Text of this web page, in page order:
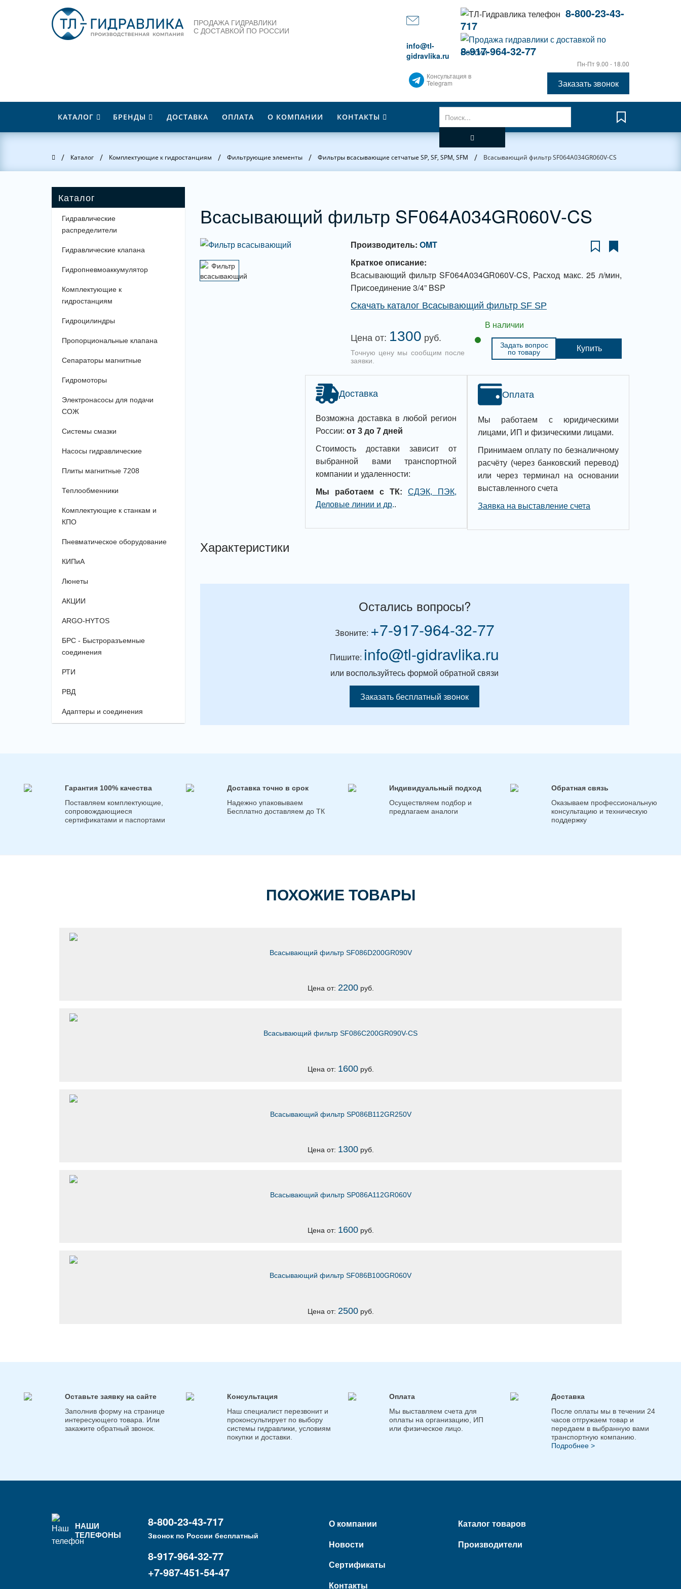
ПРОДАЖА ГИДРАВЛИКИ
С ДОСТАВКОЙ ПО РОССИИ
info@tl-
gidravlika.ru
8-800-23-43-
717
8-917-964-32-77
Пн-Пт 9.00 - 18.00
Консультация в
Telegram
Заказать звонок
КАТАЛОГ БРЕНДЫ ДОСТАВКА ОПЛАТА О КОМПАНИИ КОНТАКТЫ
Главная
/ Каталог / Комплектующие к гидростанциям / Фильтрующие элементы / Фильтры всасывающие сетчатые SP, SF, SPM, SFM / Всасывающий фильтр SF064A034GR060V-CS
Гидравлические
распределители
Гидравлические клапана
Гидропневмоаккумулятор
Комплектующие к
гидростанциям
Гидроцилиндры
Пропорциональные клапана
Сепараторы магнитные
Гидромоторы
Электронасосы для подачи
СОЖ
Системы смазки
Насосы гидравлические
Плиты магнитные 7208
Теплообменники
Комплектующие к станкам и
КПО
Пневматическое оборудование
КИПиА
Люнеты
АКЦИИ
ARGO-HYTOS
БРС - Быстроразъемные
соединения
РТИ
РВД
Адаптеры и соединения
Всасывающий фильтр SF064A034GR060V-CS
Производитель: OMT
Краткое описание:
Всасывающий фильтр SF064A034GR060V-CS, Расход макс. 25 л/мин,
Присоединение 3/4” BSP
Скачать каталог Всасывающий фильтр SF SP
Цена от: 1300 руб.
Точную цену мы сообщим после
заявки.
В наличии
Задать вопрос
по товару
Купить
Оплата
Мы работаем с юридическими
лицами, ИП и физическими лицами.
Принимаем оплату по безналичному
расчёту (через банковский перевод)
или через терминал на основании
выставленного счета
Заявка на выставление счета
Доставка
Возможна доставка в любой регион
России: от 3 до 7 дней
Стоимость доставки зависит от
выбранной вами транспортной
компании и удаленности:
Мы работаем с ТК:
СДЭК, ПЭК,
Деловые линии и др..
Характеристики
Остались вопросы?
Звоните: +7-917-964-32-77
Пишите: info@tl-gidravlika.ru
или воспользуйтесь формой обратной связи
Заказать бесплатный звонок
Гарантия 100% качества
Поставляем комплектующие,
сопровождающиеся
сертификатами и паспортами
Доставка точно в срок
Надежно упаковываем
Бесплатно доставляем до ТК
Индивидуальный подход
Осуществляем подбор и
предлагаем аналоги
Обратная связь
Оказываем профессиональную
консультацию и техническую
поддержку
ПОХОЖИЕ ТОВАРЫ
Всасывающий фильтр SF086D200GR090V
Цена от: 2200руб.
Всасывающий фильтр SF086C200GR090V-CS
Цена от: 1600руб.
Всасывающий фильтр SP086B112GR250V
Цена от: 1300руб.
Всасывающий фильтр SP086A112GR060V
Цена от: 1600руб.
Всасывающий фильтр SF086B100GR060V
Цена от: 2500руб.
Оставьте заявку на сайте
Заполнив форму на странице
интересующего товара. Или
закажите обратный звонок.
Консультация
Наш специалист перезвонит и
проконсультирует по выбору
системы гидравлики, условиям
покупки и доставки.
Оплата
Мы выставляем счета для
оплаты на организацию, ИП
или физическое лицо.
Доставка
После оплаты мы в течении 24
часов отгружаем товар и
передаем в выбранную вами
транспортную компанию.
Подробнее >
НАШИ
ТЕЛЕФОНЫ
8-800-23-43-717
Звонок по России бесплатный
8-917-964-32-77
+7-987-451-54-47
О компании
Новости
Сертификаты
Контакты
Каталог товаров
Производители